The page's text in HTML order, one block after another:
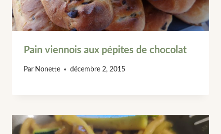
Pain viennois aux pépites de chocolat
Par Nonette décembre 2, 2015